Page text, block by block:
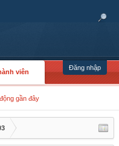
Đăng nhập
viên
gần đây